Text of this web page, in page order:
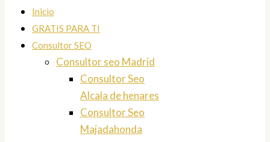
Inicio
GRATIS PARA TI
Consultor SEO
Consultor seo Madrid
Consultor Seo
Alcala de henares
Consultor Seo
Majadahonda